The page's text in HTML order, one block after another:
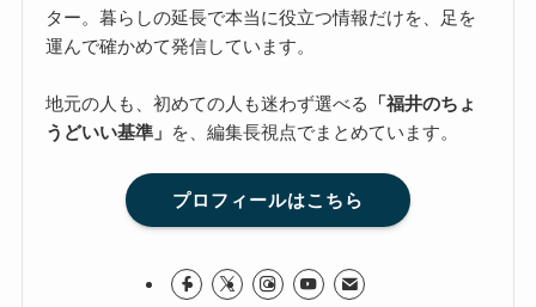
ター。暮らしの延長で本当に役立つ情報だけを、足を
運んで確かめて発信しています。
地元の人も、初めての人も迷わず選べる
「福井のちょ
うどいい基準」 を、編集長視点でまとめています。
プロフィールはこちら